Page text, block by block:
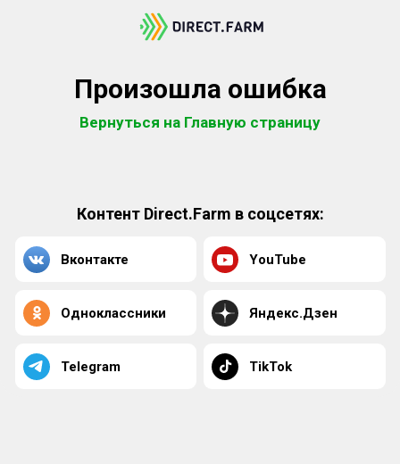
Произошла ошибка
Вернуться на Главную страницу
Контент Direct.Farm в соцсетях:
Вконтакте YouTube
Одноклассники Яндекс.Дзен
Telegram TikTok